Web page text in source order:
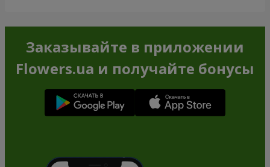
Заказывайте в приложении
Flowers.ua и получайте бонусы